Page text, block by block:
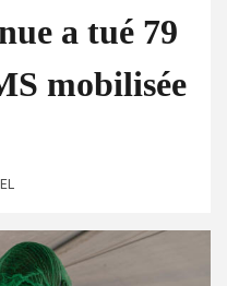
a tué 79
mobilisée